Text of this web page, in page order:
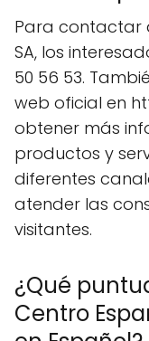
Para contactar
SA, los
50 56 53.
web oficial en
obtener más
productos y
diferentes
atender las
visitantes.
¿Qué
Centro